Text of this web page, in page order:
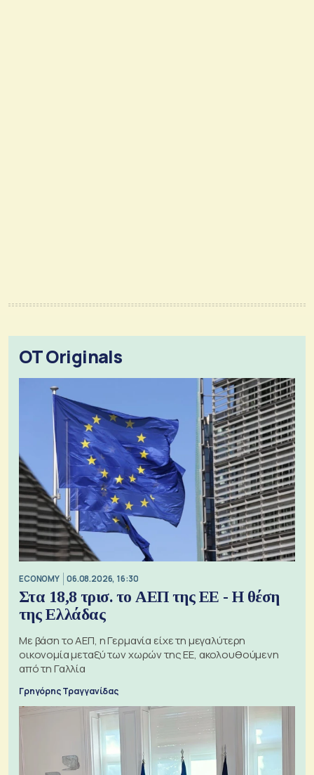
OT Originals
ECONOMY 06.08.2026, 16:30
Στα 18,8 τρισ. το ΑΕΠ της ΕΕ - Η θέση
της Ελλάδας
Με βάση το ΑΕΠ, η Γερμανία είχε τη μεγαλύτερη
οικονομία μεταξύ των χωρών της ΕΕ, ακολουθούμενη
από τη Γαλλία
Γρηγόρης Τραγγανίδας